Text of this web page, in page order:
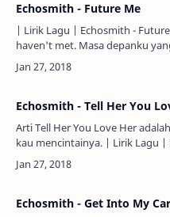
Echosmith - Future Me
| Lirik Lagu | Echosmith - Future Me | The
haven't met. Masa depanku
There's some things you might
hal …
Echosmith - Tell Her You
Arti Tell Her You Love Her
kau mencintainya. | Lirik Lagu | Echosmith - Tell Her
Echosmith - Get Into My Car